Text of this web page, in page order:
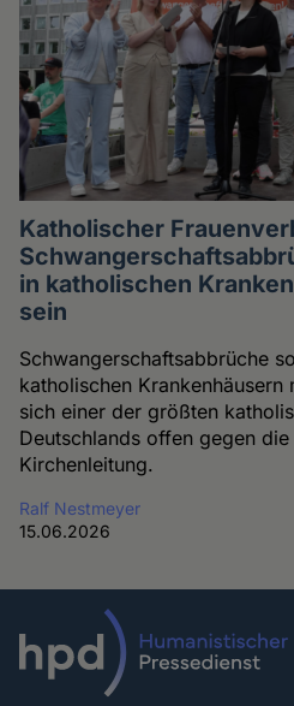
Katholischer
in katholischen
sein
Schwangerschaftsabbrüche
katholischen
sich einer der größten
Deutschlands offen gegen
Kirchenleitung.
Ralf Nestmeyer
15.06.2026